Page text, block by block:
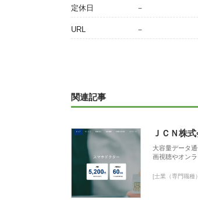
定休日 －
URL －
関連記事
ＪＣＮ株
大容量データ
画視聴やオン
[士業（専門職種